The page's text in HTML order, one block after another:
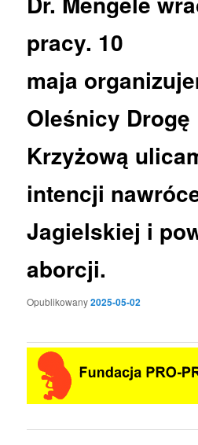
pracy. 10
maja
Oleśnicy Drogę
Krzyżową
intencji
Jagielskiej i
aborcji.
Opublikowany2025-05-02